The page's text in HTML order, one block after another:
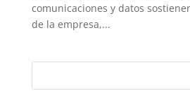
comunicaciones y datos
de la empresa,...